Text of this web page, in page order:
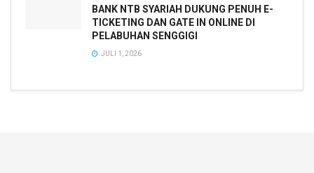
BANK NTB SYARIAH DUKUNG PENUH E-
TICKETING DAN GATE IN ONLINE DI
PELABUHAN SENGGIGI
JULI 1, 2026